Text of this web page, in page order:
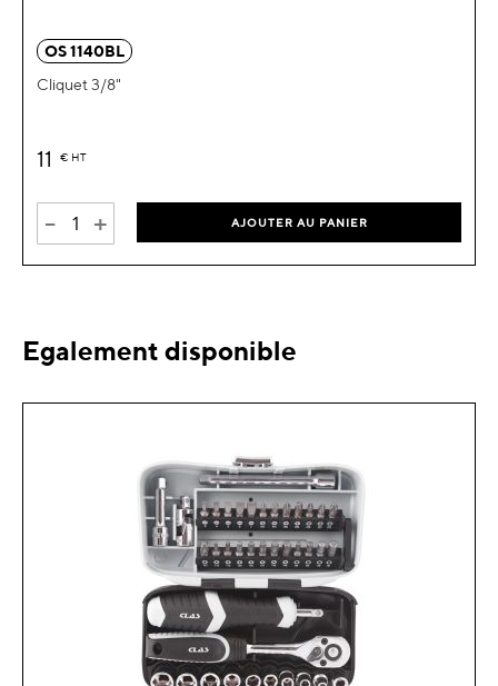
OS 1140BL
Cliquet 3/8"
11 € HT
- + AJOUTER AU PANIER
Egalement disponible